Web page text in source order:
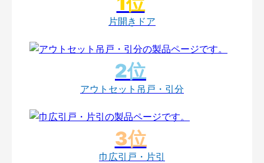
片開きドア
アウトセット吊戸・引分
巾広引戸・片引